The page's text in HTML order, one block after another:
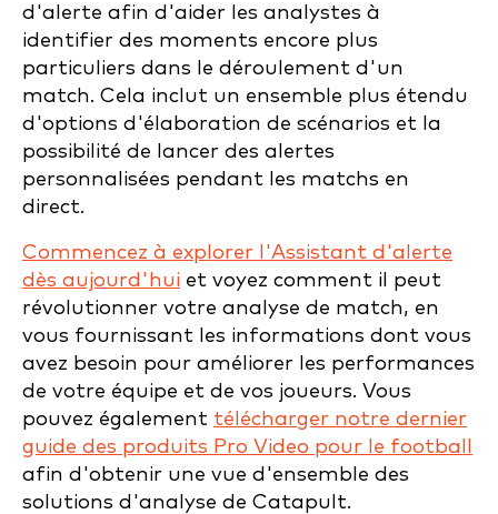
d'alerte afin d'aider les analystes à
identifier des moments encore plus
particuliers dans le déroulement d'un
match. Cela inclut un ensemble plus étendu
d'options d'élaboration de scénarios et la
possibilité de lancer des alertes
personnalisées pendant les matchs en
direct.
Commencez à explorer l'Assistant d'alerte
dès aujourd'hui et voyez comment il peut
révolutionner votre analyse de match, en
vous fournissant les informations dont vous
avez besoin pour améliorer les performances
de votre équipe et de vos joueurs. Vous
pouvez également télécharger notre dernier
guide des produits Pro Video pour le football
afin d'obtenir une vue d'ensemble des
solutions d'analyse de Catapult.